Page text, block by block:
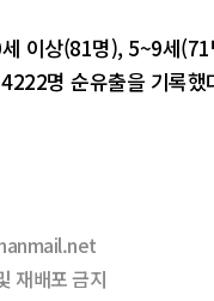
이상(81명), 5~9세
명 순유출을 기록했
재배포 금지